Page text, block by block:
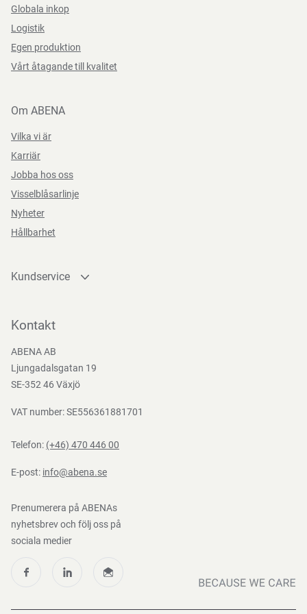
Globala inkop
Logistik
Egen produktion
Vårt åtagande till kvalitet
Om ABENA
Vilka vi är
Karriär
Jobba hos oss
Visselblåsarlinje
Nyheter
Hållbarhet
Kundservice
Bli kund
Nedladdningar
Kontakt
ABENA AB
Ljungadalsgatan 19
SE-352 46 Växjö
VAT number: SE556361881701
Telefon: (+46) 470 446 00
E-post: info@abena.se
Prenumerera på ABENAs
nyhetsbrev och följ oss på
sociala medier